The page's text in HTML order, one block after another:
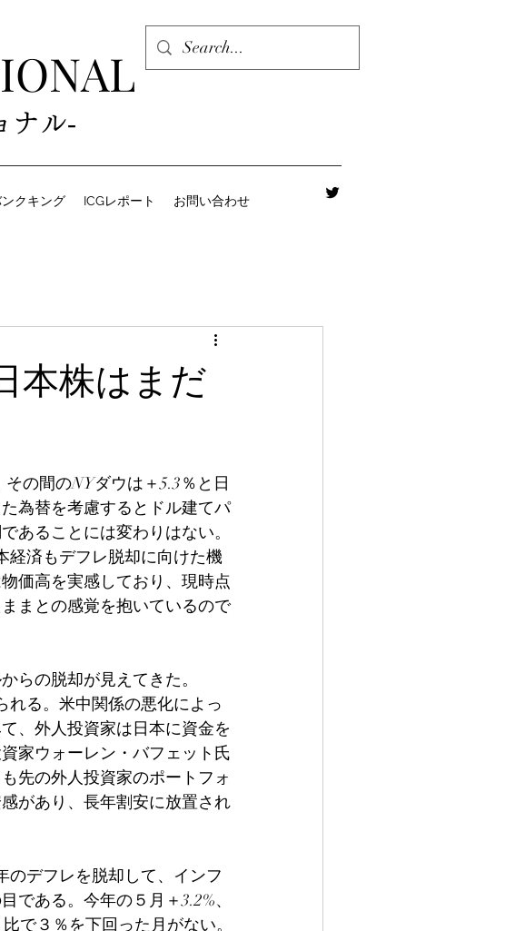
ナル‐
クキング ICGレポート お問い合わせ
本株はまだ
の間のNYダウは＋5.3％と日
為替を考慮するとドル建てパ
あることには変わりはない。
経済もデフレ脱却に向けた機
価高を実感しており、現時点
まとの感覚を抱いているので
らの脱却が見えてきた。
れる。米中関係の悪化によっ
、外人投資家は日本に資金を
家ウォーレン・バフェット氏
先の外人投資家のポートフォ
があり、長年割安に放置され
のデフレを脱却して、インフ
である。今年の５月＋3.2%、
で３％を下回った月がない。